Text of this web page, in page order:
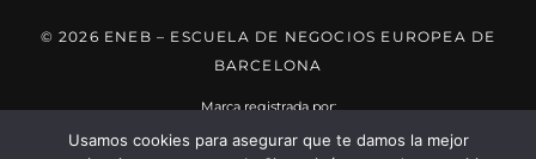
© 2026 ENEB – ESCUELA DE NEGOCIOS EUROPEA DE
BARCELONA
Marca registrada por:
Usamos cookies para asegurar que te damos la mejor